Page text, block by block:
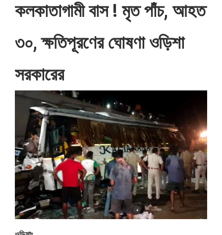
কলকাতাগামী বাস ! মৃত পাঁচ, আহত
৩০, ক্ষতিপূরণের ঘোষণা ওড়িশা
সরকারের